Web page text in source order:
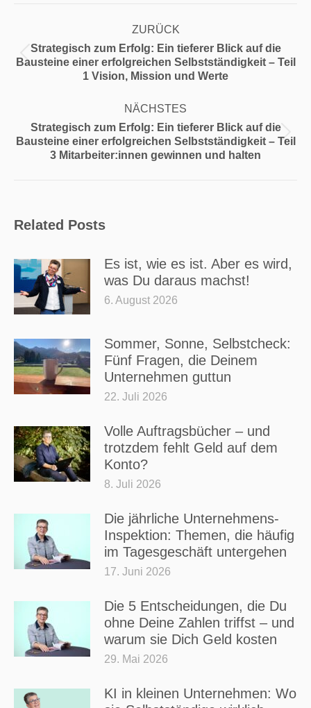
ZURÜCK
Vorheriger
Beitrag:
Strategisch zum Erfolg: Ein tieferer Blick auf die
Bausteine einer erfolgreichen Selbstständigkeit – Teil
1 Vision, Mission und Werte
NÄCHSTES
Nächster
Beitrag:
Strategisch zum Erfolg: Ein tieferer Blick auf die
Bausteine einer erfolgreichen Selbstständigkeit – Teil
3 Mitarbeiter:innen gewinnen und halten
Related Posts
Es ist, wie es ist. Aber es wird,
was Du daraus machst!
6. August 2026
Sommer, Sonne, Selbstcheck:
Fünf Fragen, die Deinem
Unternehmen guttun
22. Juli 2026
Volle Auftragsbücher – und
trotzdem fehlt Geld auf dem
Konto?
8. Juli 2026
Die jährliche Unternehmens-
Inspektion: Themen, die häufig
im Tagesgeschäft untergehen
17. Juni 2026
Die 5 Entscheidungen, die Du
ohne Deine Zahlen triffst – und
warum sie Dich Geld kosten
29. Mai 2026
KI in kleinen Unternehmen: Wo